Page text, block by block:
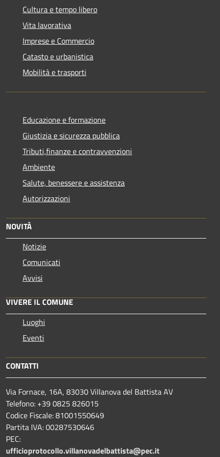
Cultura e tempo libero
Vita lavorativa
Imprese e Commercio
Catasto e urbanistica
Mobilità e trasporti
Educazione e formazione
Giustizia e sicurezza pubblica
Tributi,finanze e contravvenzioni
Ambiente
Salute, benessere e assistenza
Autorizzazioni
NOVITÀ
Notizie
Comunicati
Avvisi
VIVERE IL COMUNE
Luoghi
Eventi
CONTATTI
Via Fornace, 16A, 83030 Villanova del Battista AV
Telefono: +39 0825 826015
Codice Fiscale: 81001550649
Partita IVA: 00287530646
PEC:
ufficioprotocollo.villanovadelbattista@pec.it